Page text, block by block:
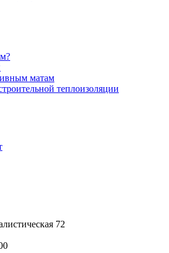
матам
теплоизоляции
72